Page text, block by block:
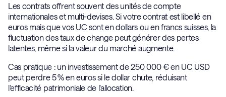
Les contrats offrent souvent des unités de compte
internationales et multi-devises. Si votre contrat est libellé en
euros mais que vos UC sont en dollars ou en francs suisses, la
fluctuation des taux de change peut générer des pertes
latentes, même si la valeur du marché augmente.
Cas pratique : un investissement de 250 000 € en UC USD
peut perdre 5 % en euros si le dollar chute, réduisant
l’efficacité patrimoniale de l’allocation.